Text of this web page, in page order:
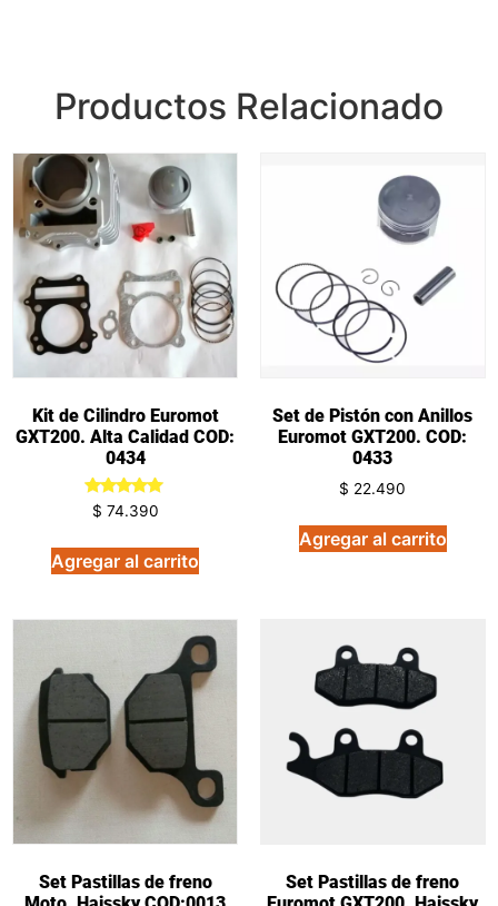
Productos Relacionado
Kit de Cilindro Euromot
GXT200. Alta Calidad COD:
0434
Valorado
en
de 5
$ 74.390
Agregar al carrito
Set de Pistón con Anillos
Euromot GXT200. COD:
0433
$ 22.490
Agregar al carrito
Set Pastillas de freno
Set Pastillas de freno